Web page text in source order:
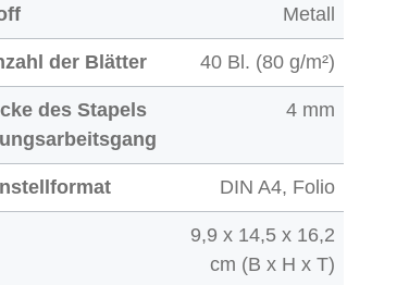
Metall
der Blätter 40 Bl. (80 g/m²)
des Stapels
4 mm
DIN A4, Folio
9,9 x 14,5 x 16,2
cm (B x H x T)